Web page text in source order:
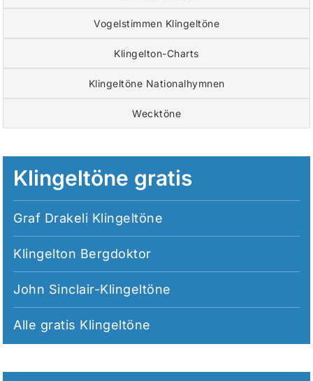
Vogelstimmen Klingeltöne
Klingelton-Charts
Klingeltöne Nationalhymnen
Wecktöne
Klingeltöne gratis
Graf Drakeli Klingeltöne
Klingelton Bergdoktor
John Sinclair-Klingeltöne
Alle gratis Klingeltöne